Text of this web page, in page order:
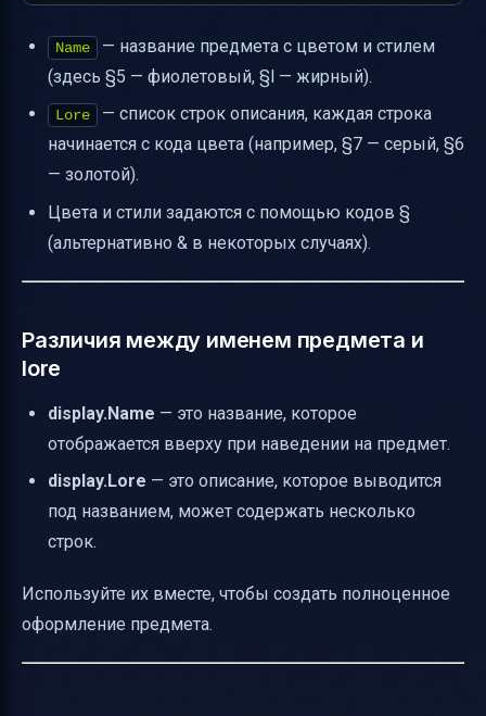
Name
— название предмета с цветом и стилем
(здесь §5 — фиолетовый, §l — жирный).
Lore
— список строк описания, каждая строка
начинается с кода цвета (например, §7 — серый, §6
— золотой).
Цвета и стили задаются с помощью кодов §
(альтернативно & в некоторых случаях).
Различия между именем предмета и
lore
display.Name — это название, которое
отображается вверху при наведении на предмет.
display.Lore — это описание, которое выводится
под названием, может содержать несколько
строк.
Используйте их вместе, чтобы создать полноценное
оформление предмета.